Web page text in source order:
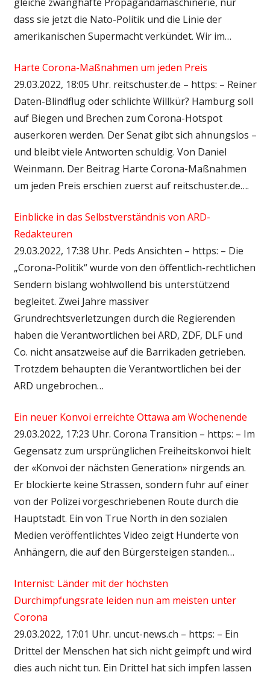
dass sie jetzt die Nato-Politik und die Linie der
amerikanischen Supermacht verkündet. Wir im…
Harte Corona-Maßnahmen um jeden Preis
29.03.2022, 18:05 Uhr. reitschuster.de – https: – Reiner
Daten-Blindflug oder schlichte Willkür? Hamburg soll
auf Biegen und Brechen zum Corona-Hotspot
auserkoren werden. Der Senat gibt sich ahnungslos –
und bleibt viele Antworten schuldig. Von Daniel
Weinmann. Der Beitrag Harte Corona-Maßnahmen
um jeden Preis erschien zuerst auf reitschuster.de….
Einblicke in das Selbstverständnis von ARD-
Redakteuren
29.03.2022, 17:38 Uhr. Peds Ansichten – https: – Die
„Corona-Politik“ wurde von den öffentlich-rechtlichen
Sendern bislang wohlwollend bis unterstützend
begleitet. Zwei Jahre massiver
Grundrechtsverletzungen durch die Regierenden
haben die Verantwortlichen bei ARD, ZDF, DLF und
Co. nicht ansatzweise auf die Barrikaden getrieben.
Trotzdem behaupten die Verantwortlichen bei der
ARD ungebrochen…
Ein neuer Konvoi erreichte Ottawa am Wochenende
29.03.2022, 17:23 Uhr. Corona Transition – https: – Im
Gegensatz zum ursprünglichen Freiheitskonvoi hielt
der «Konvoi der nächsten Generation» nirgends an.
Er blockierte keine Strassen, sondern fuhr auf einer
von der Polizei vorgeschriebenen Route durch die
Hauptstadt. Ein von True North in den sozialen
Medien veröffentlichtes Video zeigt Hunderte von
Anhängern, die auf den Bürgersteigen standen…
Internist: Länder mit der höchsten
Durchimpfungsrate leiden nun am meisten unter
Corona
29.03.2022, 17:01 Uhr. uncut-news.ch – https: – Ein
Drittel der Menschen hat sich nicht geimpft und wird
dies auch nicht tun. Ein Drittel hat sich impfen lassen